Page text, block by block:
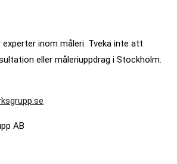
inom måleri. Tveka inte att
eller måleriuppdrag i Stockholm.
AB